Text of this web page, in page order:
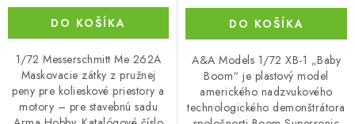
DO KOŠÍKA
1/72 Messerschmitt Me 262A
Maskovacie zátky z pružnej
peny pre kolieskové priestory a
motory – pre stavebnú sadu
DO KOŠÍKA
A&A Models 1/72 XB-1 „Baby
Boom“ je plastový model
amerického nadzvukového
technologického demonštrátora